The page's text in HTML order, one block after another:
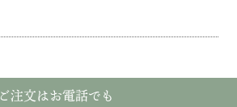
ご注文はお電話でも